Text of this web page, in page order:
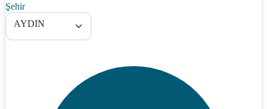
Şehir
AYDIN